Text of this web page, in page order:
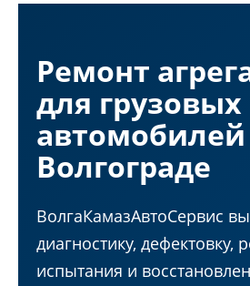
Ремонт
для грузовых
Волгограде
ВолгаКамазАвтоСервис
диагностику, дефектовку,
испытания и